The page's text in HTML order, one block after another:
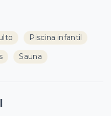
Piscina infantil
Sauna